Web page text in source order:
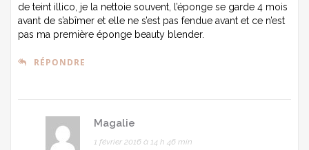
de teint illico, je la nettoie souvent, l’éponge se garde 4 mois
avant de s’abîmer et elle ne s’est pas fendue avant et ce n’est
pas ma première éponge beauty blender.
RÉPONDRE
Magalie
1 février 2016 à 14 h 46 min